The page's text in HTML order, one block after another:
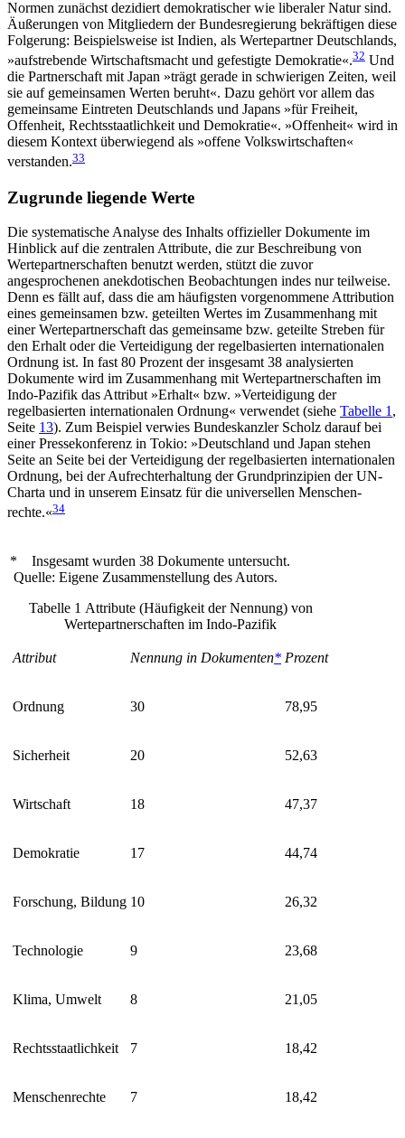
Normen zunächst dezidiert demokratischer wie liberaler Natur sind.
Äußerungen von Mitgliedern der Bundesregierung bekräftigen diese
Folgerung: Beispielsweise ist Indien, als Wertepartner Deutschlands,
»aufstrebende Wirt­schaftsmacht und gefestigte Demokratie«.32 Und
die Partnerschaft mit Japan »trägt gerade in schwierigen Zeiten, weil
sie auf gemeinsamen Werten beruht«. Dazu gehört vor allem das
gemeinsame Eintreten Deutschlands und Japans »für Freiheit,
Offenheit, Rechtsstaatlichkeit und Demokratie«. »Offenheit« wird in
diesem Kontext überwiegend als »offene Volks­wirtschaften«
verstanden.33
Zugrunde liegende Werte
Die systematische Analyse des Inhalts offizieller Dokumente im
Hin­blick auf die zentralen Attribute, die zur Beschreibung von
Wertepartner­schaften be­nutzt werden, stützt die zuvor
angesprochenen anek­dotischen Beobach­tungen indes nur teilweise.
Denn es fällt auf, dass die am häufigsten vorge­nom­mene Attribution
eines gemeinsamen bzw. geteilten Wertes im Zusammen­hang mit
einer Wertepartnerschaft das gemeinsame bzw. geteilte Streben für
den Erhalt oder die Verteidigung der regelbasierten internationalen
Ordnung ist. In fast 80 Prozent der insgesamt 38 ana­lysierten
Dokumente wird im Zusammenhang mit Werte­partnerschaften im
Indo-Pazifik das Attribut »Erhalt« bzw. »Verteidigung der
regelbasierten inter­nationalen Ordnung« verwendet (siehe Tabelle 1 ,
Seite 13). Zum Beispiel verwies Bundeskanzler Scholz darauf bei
einer Pressekonferenz in Tokio: »Deutschland und Japan stehen
Seite an Seite bei der Vertei­digung der regelbasierten internationalen
Ordnung, bei der Auf­rechterhaltung der Grundprinzipien der UN-
Charta und in unserem Einsatz für die universellen Menschen­
rechte.«34
* Insgesamt wurden 38 Dokumente untersucht.
Quelle: Eigene Zusammenstellung des Autors.
Tabelle 1 Attribute (Häufigkeit der Nennung) von
Wertepartnerschaften im Indo-Pazifik
Attribut Nennung in Dokumenten* Prozent
Ordnung 30 78,95
Sicherheit 20 52,63
Wirtschaft 18 47,37
Demokratie 17 44,74
Forschung, Bildung 10 26,32
Technologie 9 23,68
Klima, Umwelt 8 21,05
Rechtsstaatlichkeit 7 18,42
Menschenrechte 7 18,42